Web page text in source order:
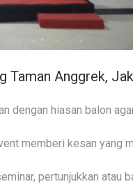
Taman Anggrek,
dengan hiasan balon
memberi kesan yang
pertunjukkan atau